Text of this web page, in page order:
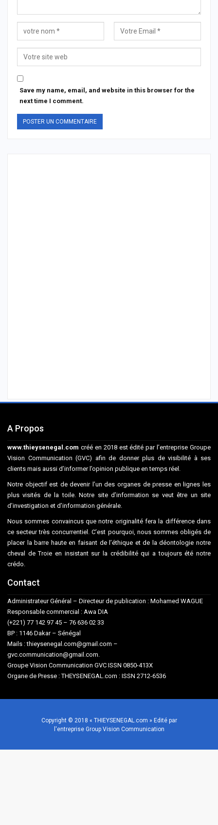
Save my name, email, and website in this browser for the
next time I comment.
A Propos
www.thieysenegal.com créé en 2018 est édité par l’entreprise Groupe
Vision Communication (GVC) afin de donner plus de visibilité à ses
clients mais aussi d’informer l’opinion publique en temps réel.
Notre objectif est de devenir l’un des organes de presse en lignes les
plus visités de la toile. Notre site d’information se veut être un site
d’investigation et d’information générale.
Nous sommes convaincus que notre originalité fera la différence dans
ce secteur très concurrentiel. C’est pourquoi, nous sommes obligés de
placer la barre haute en faisant de l’éthique et de la déontologie notre
cheval de Troie en insistant sur la crédibilité qui a toujours été notre
crédo.
Contact
Administrateur Général – Directeur de publication : Mohamed WAGUE
Responsable commercial : Awa DIA
(+221) 77 142 97 45 – 76 636 02 33
BP : 1146 Dakar – Sénégal
Mails : thieysenegal.com@gmail.com –
gvc.communication@gmail.com.
Groupe Vision Communication GVC ISSN 0850-413X
Organe de Presse : THEYSENEGAL.com : ISSN 2712-6536
Copyright © 2018 « THIEYSENEGAL.com » Edité par
l'entreprise Group Vision Communication